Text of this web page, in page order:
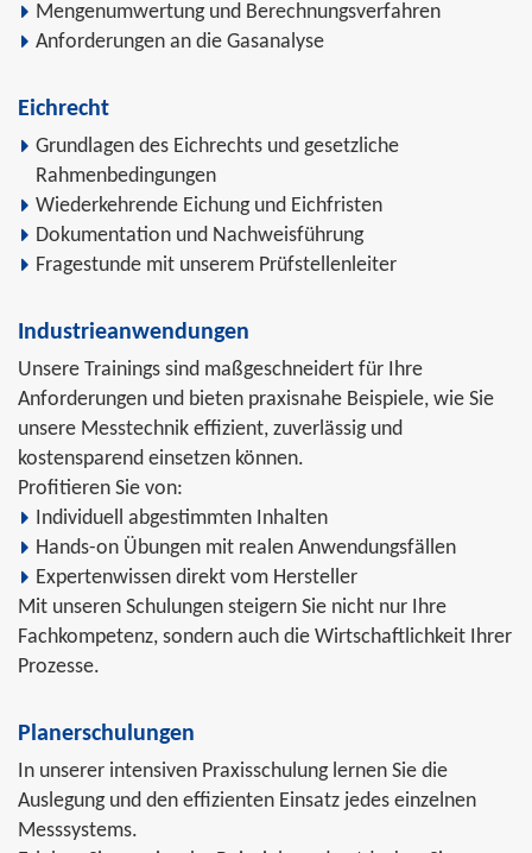
Mengenumwertung und Berechnungsverfahren
Anforderungen an die Gasanalyse
Eichrecht
Grundlagen des Eichrechts und gesetzliche
Rahmenbedingungen
Wiederkehrende Eichung und Eichfristen
Dokumentation und Nachweisführung
Fragestunde mit unserem Prüfstellenleiter
Industrieanwendungen
Unsere Trainings sind maßgeschneidert für Ihre
Anforderungen und bieten praxisnahe Beispiele, wie Sie
unsere Messtechnik effizient, zuverlässig und
kostensparend einsetzen können.
Profitieren Sie von:
Individuell abgestimmten Inhalten
Hands-on Übungen mit realen Anwendungsfällen
Expertenwissen direkt vom Hersteller
Mit unseren Schulungen steigern Sie nicht nur Ihre
Fachkompetenz, sondern auch die Wirtschaftlichkeit Ihrer
Prozesse.
Planerschulungen
In unserer intensiven Praxisschulung lernen Sie die
Auslegung und den effizienten Einsatz jedes einzelnen
Messsystems.